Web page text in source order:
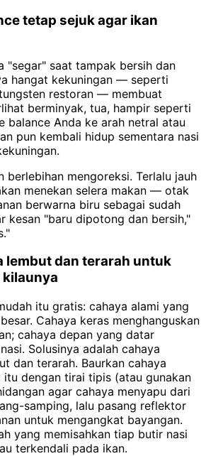
tetap sejuk agar ikan
"segar" saat tampak bersih dan
hangat kekuningan — seperti
restoran — membuat
berminyak, tua, hampir seperti
balance Anda ke arah netral atau
pun kembali hidup sementara nasi
berlebihan mengoreksi. Terlalu jauh
menekan selera makan — otak
berwarna biru sebagai sudah
kesan "baru dipotong dan bersih,"
lembut dan terarah untuk
itu gratis: cahaya alami yang
Cahaya keras menghanguskan
cahaya depan yang datar
Solusinya adalah cahaya
dan terarah. Baurkan cahaya
itu dengan tirai tipis (atau gunakan
agar cahaya menyapu dari
samping, lalu pasang reflektor
untuk mengangkat bayangan.
yang memisahkan tiap butir nasi
terkendali pada ikan.